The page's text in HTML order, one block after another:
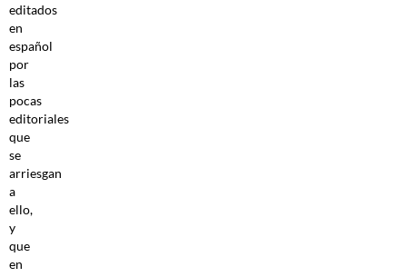
editados
en
español
por
las
pocas
editoriales
que
se
arriesgan
a
ello,
y
que
en